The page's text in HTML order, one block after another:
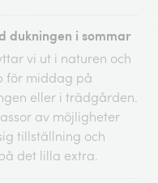
dukningen i sommar
vi ut i naturen och
för middag på
eller i trädgården.
av möjligheter
tillställning och
det lilla extra.